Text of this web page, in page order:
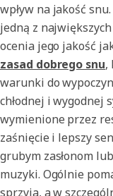
wpływ na jakość
jedną z
ocenia jego jakość
zasad dobrego snu,
warunki do
chłodnej i wygodnej
wymienione przez
zaśnięcie i lepszy
grubym zasłonom
muzyki. Ogólnie
sprzyja, a w